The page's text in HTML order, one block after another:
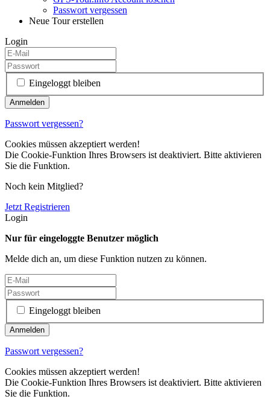
Passwort vergessen
Neue Tour erstellen
Login
Eingeloggt bleiben
Passwort vergessen?
Cookies müssen akzeptiert werden!
Die Cookie-Funktion Ihres Browsers ist deaktiviert. Bitte aktivieren
Sie die Funktion.
Noch kein Mitglied?
Jetzt Registrieren
Login
Nur für eingeloggte Benutzer möglich
Melde dich an, um diese Funktion nutzen zu können.
Eingeloggt bleiben
Passwort vergessen?
Cookies müssen akzeptiert werden!
Die Cookie-Funktion Ihres Browsers ist deaktiviert. Bitte aktivieren
Sie die Funktion.